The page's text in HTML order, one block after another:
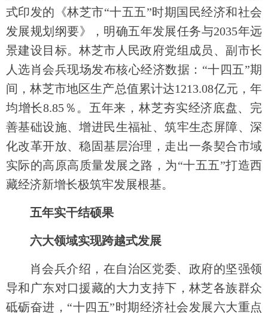
式印发的《林芝市“十五五”时期国民经济和社会
发展规划纲要》，明确五年发展任务与2035年远
景建设目标。林芝市人民政府党组成员、副市长
人选肖会兵现场发布核心经济数据：“十四五”期
间，林芝市地区生产总值累计达1213.08亿元，年
均增长8.85％。五年来，林芝夯实经济底盘、完
善基础设施、增进民生福祉、筑牢生态屏障、深
化改革开放、稳固基层治理，走出一条契合市域
实际的高原高质量发展之路，为“十五五”打造西
藏经济新增长极筑牢发展根基。
五年实干结硕果
六大领域实现跨越式发展
肖会兵介绍，在自治区党委、政府的坚强领
导和广东对口援藏的大力支持下，林芝各族群众
砥砺奋进，“十四五”时期经济社会发展六大重点